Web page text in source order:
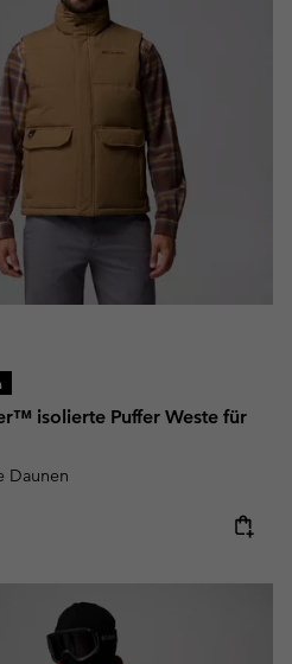
isolierte Puffer Weste für
Daunen